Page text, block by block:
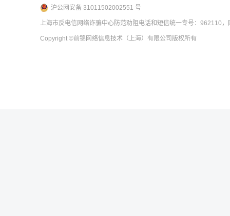
沪公网安备 31011502002551 号
上海市反电信网络诈骗中心防范劝阻电话和短信统一专号：962110
Copyright ©前锦网络信息技术（上海）有限公司 版权所有